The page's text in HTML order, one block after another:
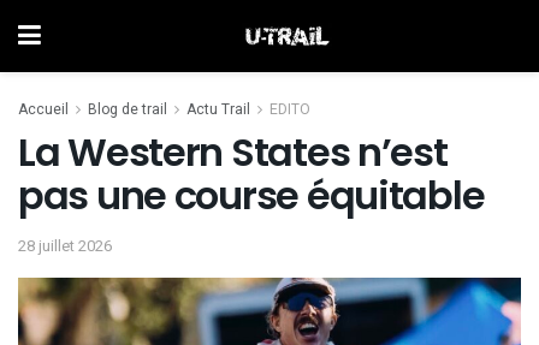
Accueil Blog de trail Actu Trail EDITO
La Western States n’est
pas une course équitable
28 juillet 2026